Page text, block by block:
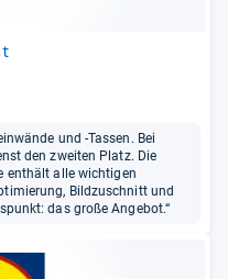
und -Tassen. Bei
den zweiten Platz. Die
enthält alle wichtigen
Bildzuschnitt und
das große Angebot.“